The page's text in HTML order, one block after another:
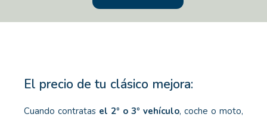
El precio de tu clásico mejora:
Cuando contratas el 2º o 3º vehículo, coche o moto,